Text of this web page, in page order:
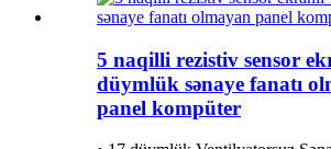
5 naqilli rezistiv sensor
düymlük sənaye fanatı
panel kompüter